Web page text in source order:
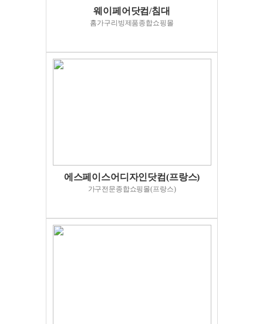
웨이페어닷컴/침대
홈가구리빙제품종합쇼핑몰
에스페이스어디자인닷컴(프랑스)
가구전문종합쇼핑몰(프랑스)